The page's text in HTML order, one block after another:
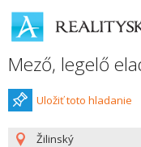
Mező, legelő
Uložiť toto hladanie
Žilinský